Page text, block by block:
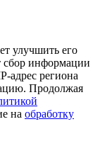
улучшить его
сбор информации
адрес региона
Продолжая
на обработку